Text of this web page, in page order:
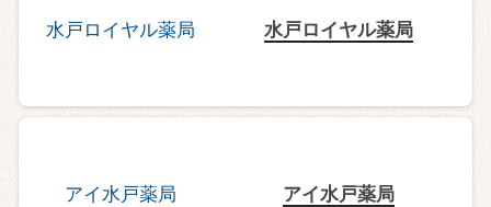
水戸ロイヤル薬局
アイ水戸薬局